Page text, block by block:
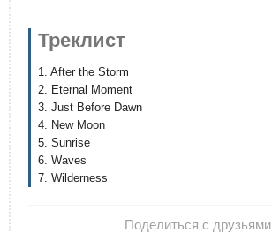
Треклист
1. After the Storm
2. Eternal Moment
3. Just Before Dawn
4. New Moon
5. Sunrise
6. Waves
7. Wilderness
Поделиться с друзьями